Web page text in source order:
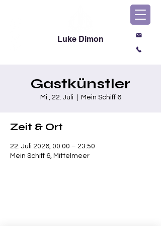
Luke Dimon
Gastkünstler
Mi., 22. Juli Mein Schiff 6
Zeit & Ort
22. Juli 2026, 00:00 – 23:50
Mein Schiff 6, Mittelmeer